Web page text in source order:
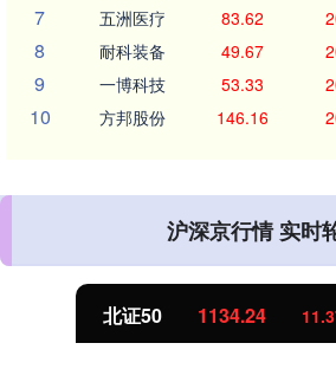
7 五洲医疗 83.62
8 耐科装备 49.67
9 一博科技 53.33
10 方邦股份 146.16
沪深京行情 实时
北证50 1134.24